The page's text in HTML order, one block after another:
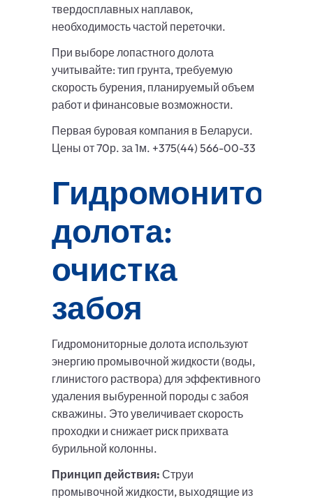
твердосплавных наплавок,
необходимость частой переточки.
При выборе лопастного долота
учитывайте: тип грунта, требуемую
скорость бурения, планируемый объем
работ и финансовые возможности.
Первая буровая компания в Беларуси.
Цены от 70р. за 1м. +375(44) 566-00-33
долота:
очистка
забоя
Гидромониторные долота используют
энергию промывочной жидкости (воды,
глинистого раствора) для эффективного
удаления выбуренной породы с забоя
скважины. Это увеличивает скорость
проходки и снижает риск прихвата
бурильной колонны.
Принцип действия: Струи
промывочной жидкости, выходящие из